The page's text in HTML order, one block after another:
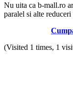
Nu uita ca b-mall.ro
paralel si alte
(Visited 1 times, 1